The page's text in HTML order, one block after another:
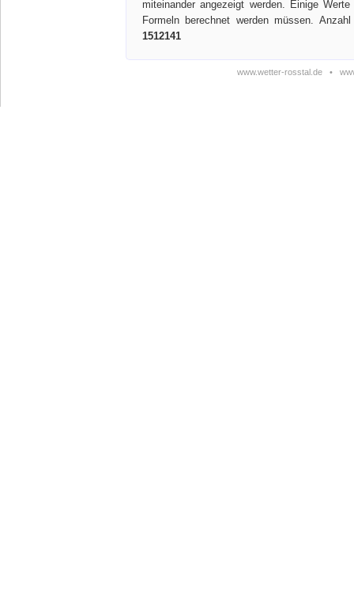
miteinander angezeigt werden. Einige
Formeln berechnet werden müssen.
1512141
www.wetter-rosstal.de •